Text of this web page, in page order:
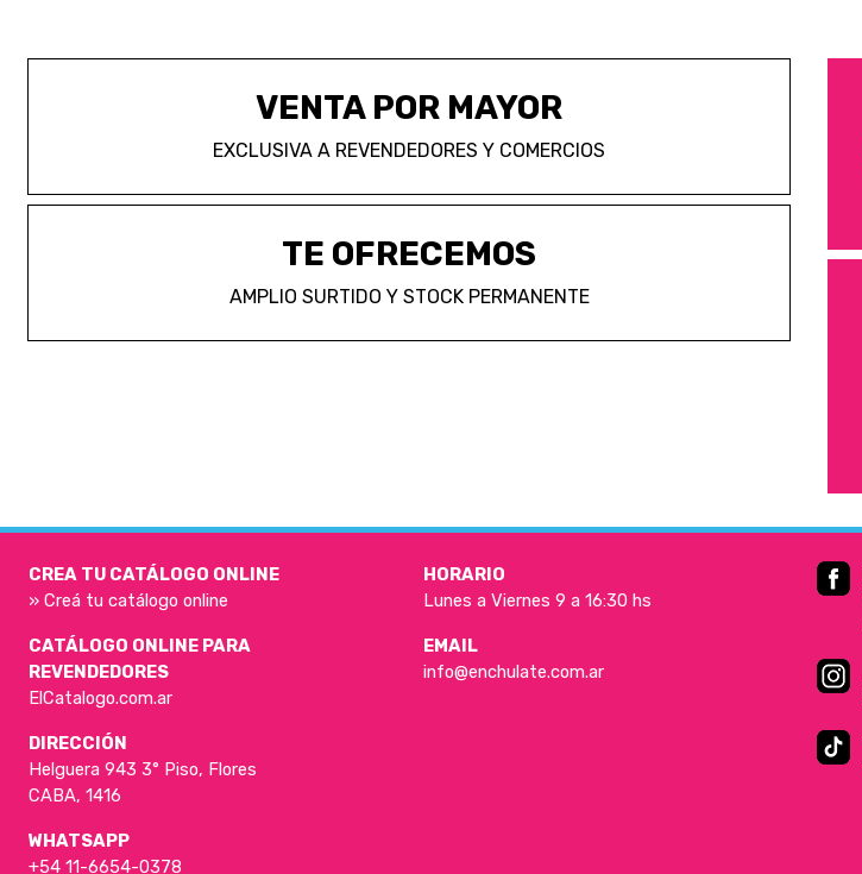
VENTA POR MAYOR
EXCLUSIVA A REVENDEDORES Y COMERCIOS
TE OFRECEMOS
AMPLIO SURTIDO Y STOCK PERMANENTE
CREA TU CATÁLOGO ONLINE
» Creá tu catálogo online
CATÁLOGO ONLINE PARA
REVENDEDORES
ElCatalogo.com.ar
DIRECCIÓN
Helguera 943 3° Piso, Flores
CABA, 1416
WHATSAPP
+54 11-6654-0378
HORARIO
Lunes a Viernes 9 a 16:30 hs
EMAIL
info@enchulate.com.ar